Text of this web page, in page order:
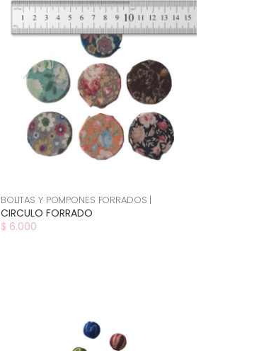
BOLITAS Y POMPONES FORRADOS |
CIRCULO FORRADO
$ 6.000